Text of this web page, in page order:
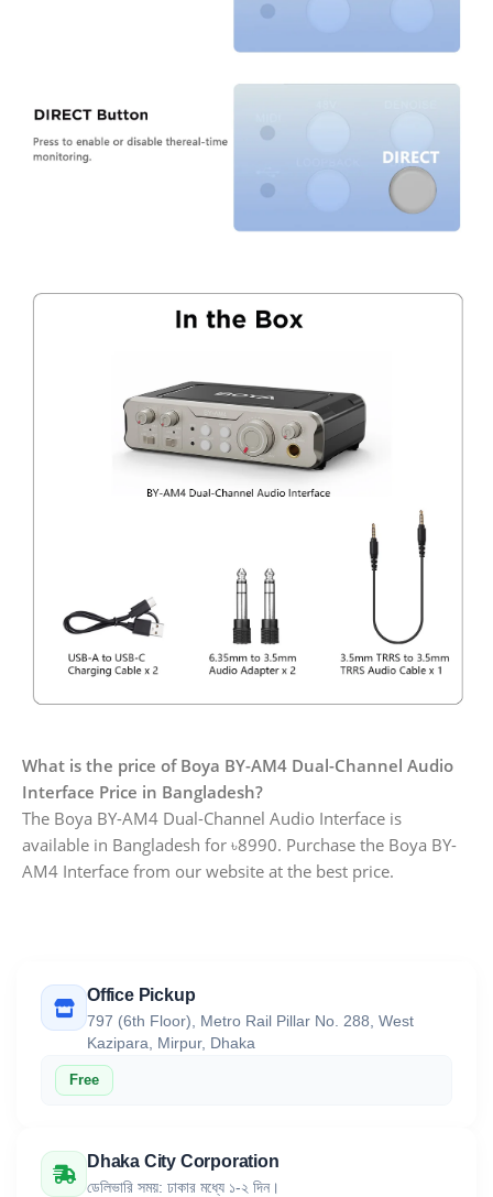
What is the price of Boya BY-AM4 Dual-Channel Audio
Interface Price in Bangladesh?
The Boya BY-AM4 Dual-Channel Audio Interface is
available in Bangladesh for ৳8990. Purchase the Boya BY-
AM4 Interface from our website at the best price.
Office Pickup
797 (6th Floor), Metro Rail Pillar No. 288, West
Kazipara, Mirpur, Dhaka
Free
Dhaka City Corporation
ডেলিভারি সময়: ঢাকার মধ্যে ১-২ দিন।